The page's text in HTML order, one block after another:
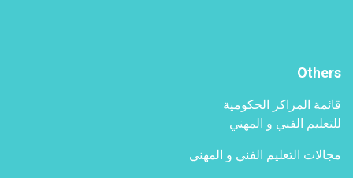
Others
قائمة المراكز الحكومية
للتعليم الفني و المهني
مجالات التعليم الفني و المهني